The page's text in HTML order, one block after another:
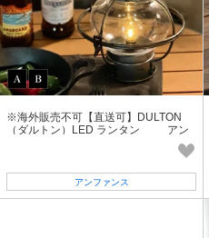
※海外販売不可【直送可】DULTON
（ダルトン）LED ランタン アン
アンファンス